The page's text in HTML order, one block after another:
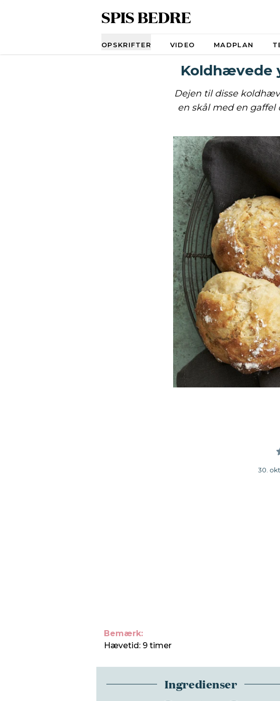
SPIS BEDRE
OPSKRIFTER VIDEO MADPLAN
Koldhævede
Dejen til disse
en skål med en
30.
Bemærk:
Hævetid: 9 timer
Ingredienser